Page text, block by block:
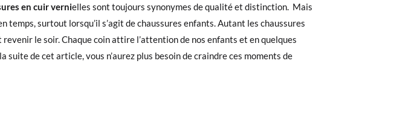
en cuir vernielles sont toujours synonymes de qualité et distinction. Mais
surtout lorsqu’il s’agit de chaussures enfants. Autant les chaussures
le soir. Chaque coin attire l’attention de nos enfants et en quelques
suite de cet article, vous n’aurez plus besoin de craindre ces moments de